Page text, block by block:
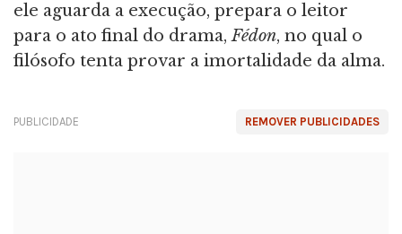
ele aguarda a execução, prepara o leitor
para o ato final do drama,Fédon, no qual o
filósofo tenta provar a imortalidade da alma.
REMOVER PUBLICIDADES
PUBLICIDADE